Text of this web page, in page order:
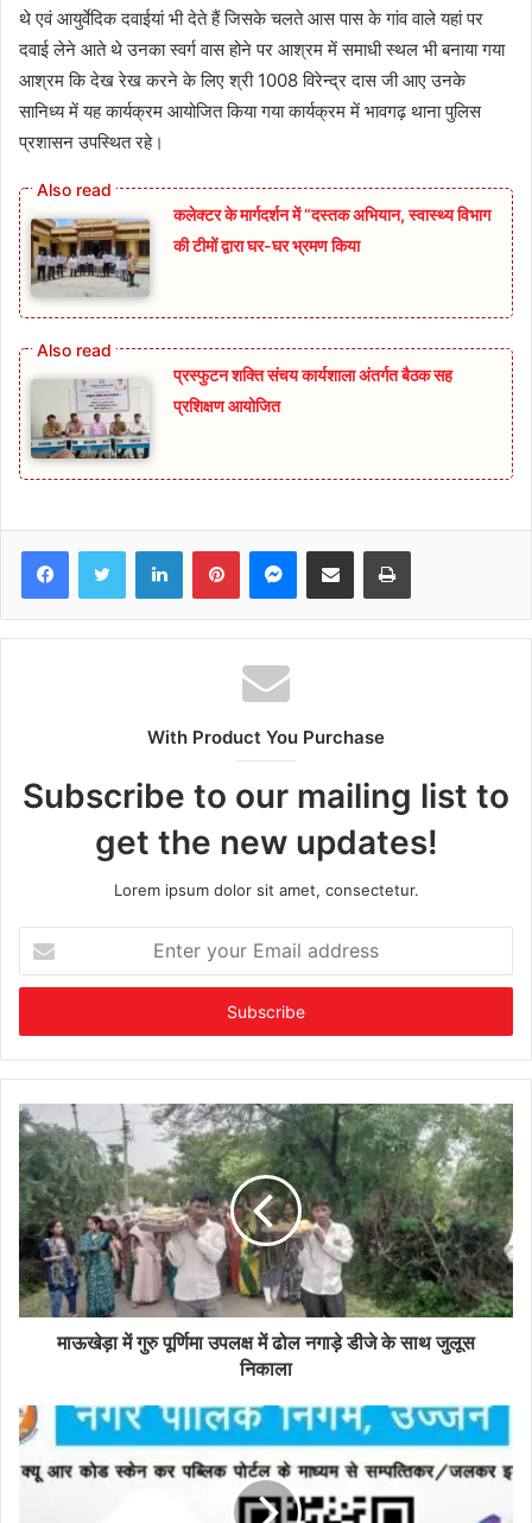
थे एवं आयुर्वेदिक दवाईयां भी देते हैं जिसके चलते आस पास के गांव वाले यहां पर
दवाई लेने आते थे उनका स्वर्ग वास होने पर आश्रम में समाधी स्थल भी बनाया गया
आश्रम कि देख रेख करने के लिए श्री 1008 विरेन्द्र दास जी आए उनके
सानिध्य में यह कार्यक्रम आयोजित किया गया कार्यक्रम में भावगढ़ थाना पुलिस
प्रशासन उपस्थित रहे।
कलेक्टर के मार्गदर्शन में “दस्तक अभियान,‌ स्वास्थ्य विभाग
की टीमों द्वारा घर-घर भ्रमण किया
प्रस्फुटन शक्ति संचय कार्यशाला अंतर्गत बैठक सह
प्रशिक्षण आयोजित
FacebookTwitter LinkedInPinterestMessenger
Share via Email Print
With Product You Purchase
Subscribe to our mailing list to
get the new updates!
Lorem ipsum dolor sit amet, consectetur.
your
Email
माऊखेड़ा में गुरु पूर्णिमा उपलक्ष में ढोल नगाड़े डीजे के साथ जुलूस
निकाला